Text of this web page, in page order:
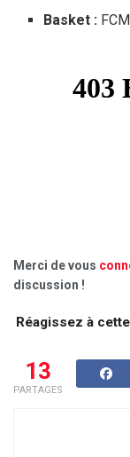
Basket :
Merci de vous
discussion !
Réagissez à
13
PARTAGES